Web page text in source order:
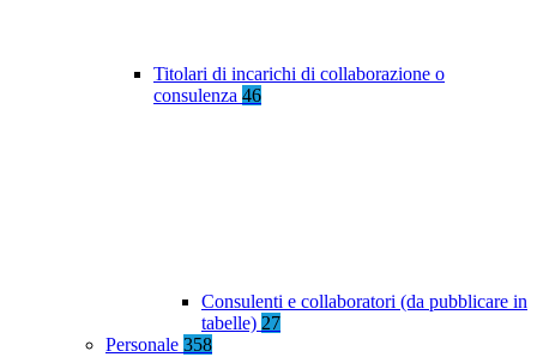
Titolari di incarichi di collaborazione o
consulenza 46
Consulenti e collaboratori (da pubblicare in
tabelle) 27
Personale 358